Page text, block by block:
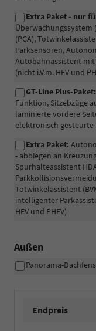
Extra Paket - nur
Überwachungssystem
(PCA),
Parksensoren,
Autobahnassistent mit
(nicht i.V.m. HEV und
GT-Line Plus-Paket:
Funktion, Sitzebzüge
laminierte vordere
elektronisch gesteurte
Extra Paket:
- abbiegen an
Spurhalteassistent
Totwinkelassistent
intelligenter
HEV und PHEV)
Außen
Panorama-
Endpreis